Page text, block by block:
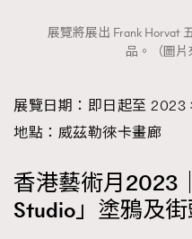
展覽將展出 Frank Horvat
品。（圖片
展覽日期：即日起至 2023
地點：威茲勒徠卡畫廊
香港藝術月2023
Studio」塗鴉及